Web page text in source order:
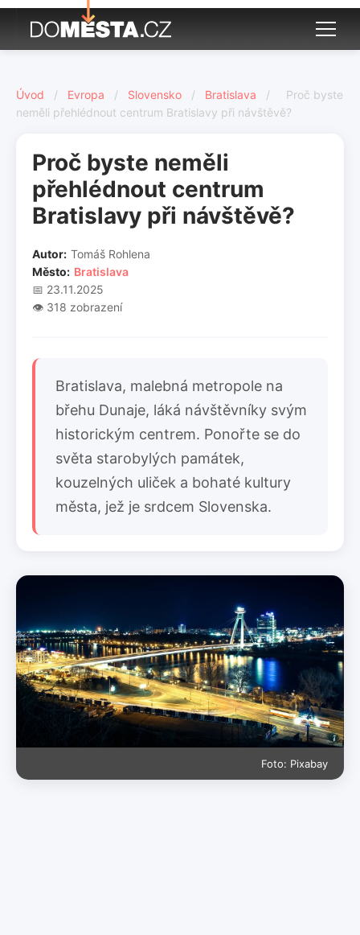
Úvod / Evropa / Slovensko / Bratislava /
Proč byste
neměli přehlédnout centrum Bratislavy při návštěvě?
Proč byste neměli
přehlédnout centrum
Bratislavy při návštěvě?
Autor: Tomáš Rohlena
Město: Bratislava
📅 23.11.2025
👁️ 318 zobrazení
Bratislava, malebná metropole na
břehu Dunaje, láká návštěvníky svým
historickým centrem. Ponořte se do
světa starobylých památek,
kouzelných uliček a bohaté kultury
města, jež je srdcem Slovenska.
Foto: Pixabay